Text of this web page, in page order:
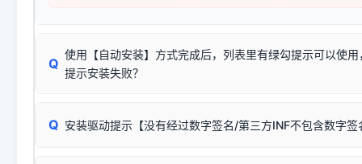
Q
使用【自动安装】方式完成后，列表里有绿勾提示可以使
提示安装失败？
由于本站驱动包集成了32位和64位驱动，自动安装程序在运
Q 安装驱动提示【没有经过数字签名/第三方INF不包含数字